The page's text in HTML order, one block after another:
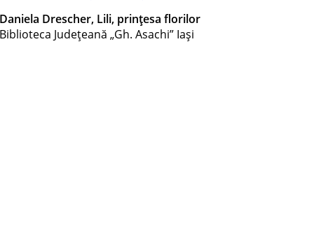
Daniela Drescher, Lili, prințesa florilor
Biblioteca Judeţeană „Gh. Asachi” Iaşi